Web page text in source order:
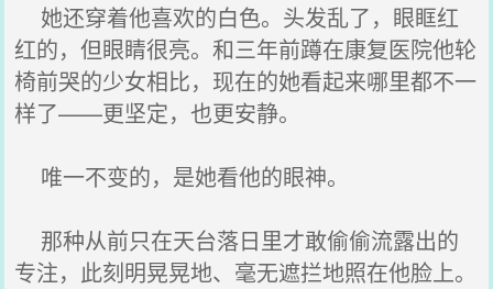
她还穿着他喜欢的白色。头发乱了，眼眶红
红的，但眼睛很亮。和三年前蹲在康复医院他轮
椅前哭的少女相比，现在的她看起来哪里都不一
样了——更坚定，也更安静。
唯一不变的，是她看他的眼神。
那种从前只在天台落日里才敢偷偷流露出的
专注，此刻明晃晃地、毫无遮拦地照在他脸上。